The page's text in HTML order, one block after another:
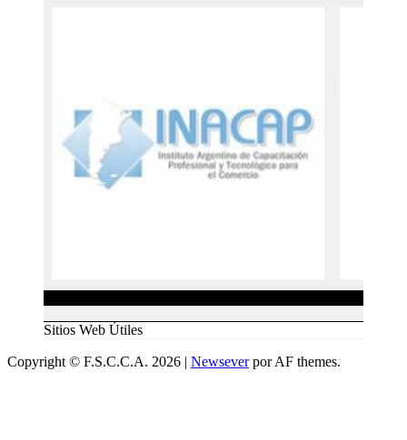
Sitios Web Útiles
Copyright © F.S.C.C.A. 2026 | Newseverpor AF themes.